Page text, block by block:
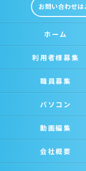
お問い合わせは
ホーム
利用者様募集
職員募集
パソコン
動画編集
会社概要